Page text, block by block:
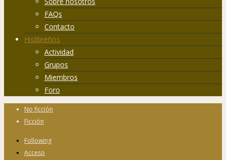
FAQs
Contacto
Hislibreños
Actividad
Grupos
Miembros
Foro
No ficción
Ficción
Following
Acceso